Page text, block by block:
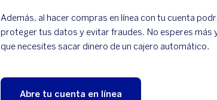
Además, al hacer compras en línea con tu cuenta
proteger tus datos y evitar fraudes. No esperes más
que necesites sacar dinero de un cajero automático.
Abre tu cuenta en línea